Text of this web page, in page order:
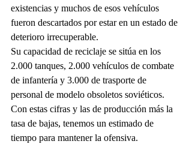
existencias y muchos de esos vehículos
fueron descartados por estar en un estado de
deterioro irrecuperable.
Su capacidad de reciclaje se sitúa en los
2.000 tanques, 2.000 vehículos de combate
de infantería y 3.000 de trasporte de
personal de modelo obsoletos soviéticos.
Con estas cifras y las de producción más la
tasa de bajas, tenemos un estimado de
tiempo para mantener la ofensiva.